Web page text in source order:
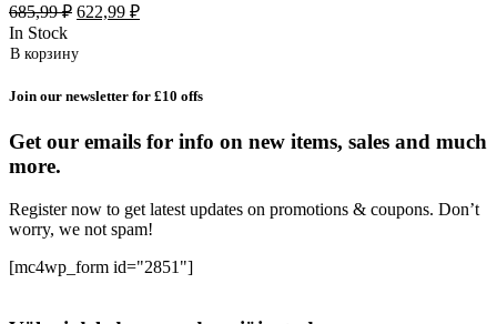
685,99₽ Первоначальная
составляла
622,99 ₽Текущая
In Stock
В корзину
Join our newsletter for £10 offs
Get our emails for info on new items, sales and much
more.
Register now to get latest updates on promotions & coupons. Don’t
worry, we not spam!
[mc4wp_form id="2851"]